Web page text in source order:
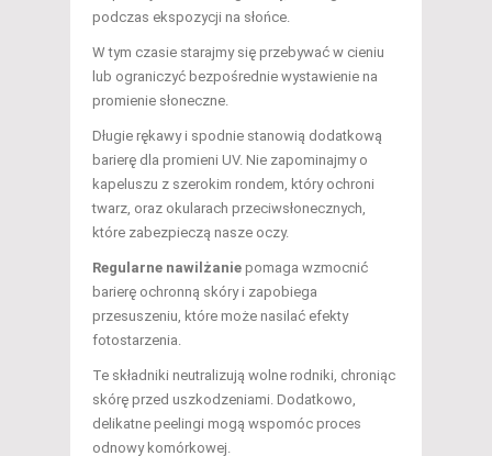
podczas ekspozycji na słońce.
W tym czasie starajmy się przebywać w cieniu
lub ograniczyć bezpośrednie wystawienie na
promienie słoneczne.
Długie rękawy i spodnie stanowią dodatkową
barierę dla promieni UV. Nie zapominajmy o
kapeluszu z szerokim rondem, który ochroni
twarz, oraz okularach przeciwsłonecznych,
które zabezpieczą nasze oczy.
Regularne nawilżanie pomaga wzmocnić
barierę ochronną skóry i zapobiega
przesuszeniu, które może nasilać efekty
fotostarzenia.
Te składniki neutralizują wolne rodniki, chroniąc
skórę przed uszkodzeniami. Dodatkowo,
delikatne peelingi mogą wspomóc proces
odnowy komórkowej.